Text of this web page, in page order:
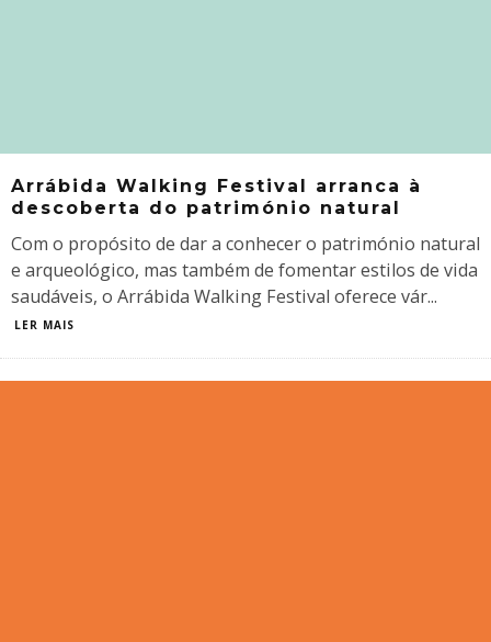
Arrábida Walking Festival arranca à
descoberta do património natural
Com o propósito de dar a conhecer o património natural
e arqueológico, mas também de fomentar estilos de vida
saudáveis, o Arrábida Walking Festival oferece vár...
LER MAIS